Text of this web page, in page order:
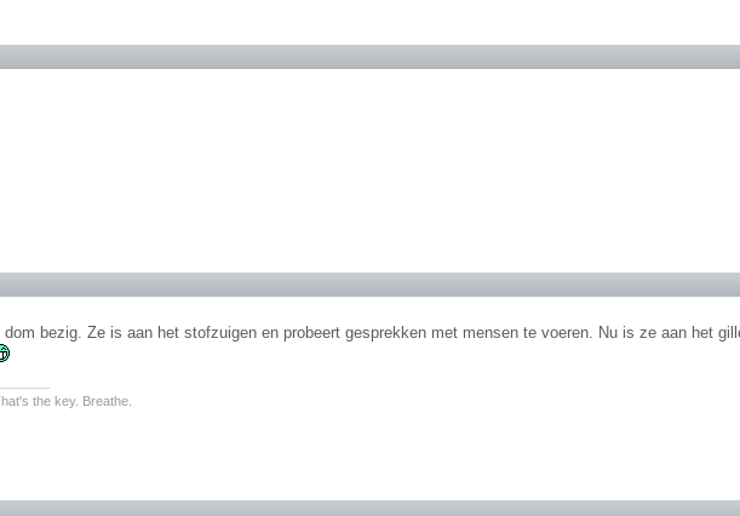
dom bezig. Ze is aan het stofzuigen en probeert gesprekken met mensen te voeren. Nu is ze aan het
the key. Breathe.